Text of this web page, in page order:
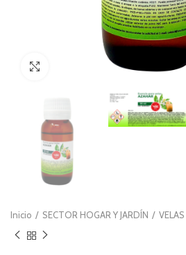
Clic para ampliar
Inicio SECTOR HOGAR Y JARDÍN VELAS